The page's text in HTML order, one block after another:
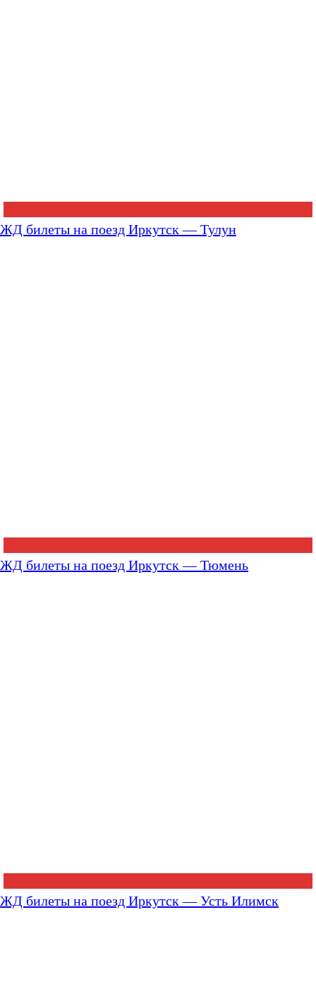
ЖД билеты на поезд Иркутск — Тулун
ЖД билеты на поезд Иркутск — Тюмень
ЖД билеты на поезд Иркутск — Усть Илимск